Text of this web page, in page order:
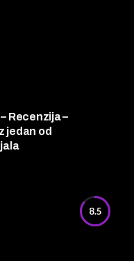
Recenzija –
jedan od
8.5